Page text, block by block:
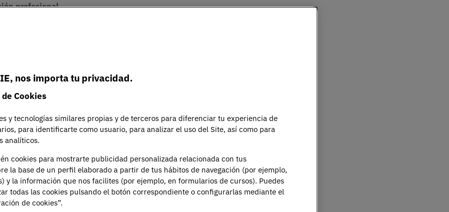
profesional.
en redes sociales y la creciente cultura del
previamente con un profesional sanitario. Esta
unuso responsable y seguro.
alimenticios y
nos importa tu privacidad.
Cookies
y tecnologías similares propias y de terceros para diferenciar tu experiencia de
para identificarte como usuario, para analizar el uso del Site, así como para
analíticos.
cookies para mostrarte publicidad personalizada relacionada con tus
la base de un perfil elaborado a partir de tus hábitos de navegación (por ejemplo,
y la información que nos facilites (por ejemplo, en formularios de cursos). Puedes
todas las cookies pulsando el botón correspondiente o configurarlas mediante el
de cookies”.